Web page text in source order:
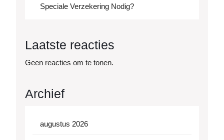
Speciale Verzekering Nodig?
Laatste reacties
Geen reacties om te tonen.
Archief
augustus 2026